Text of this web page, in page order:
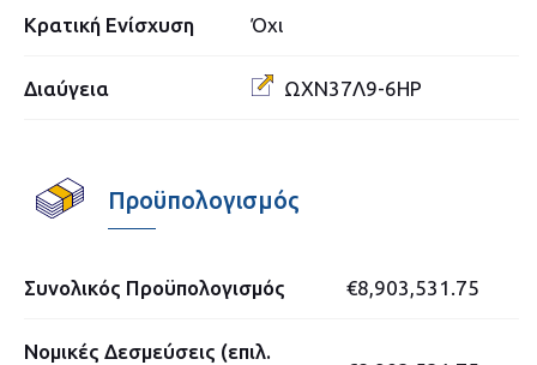
Κρατική Ενίσχυση Όχι
Διαύγεια ΩΧΝ37Λ9-6ΗΡ
Προϋπολογισμός
Συνολικός Προϋπολογισμός €8,903,531.75
Νομικές Δεσμεύσεις (επιλ.